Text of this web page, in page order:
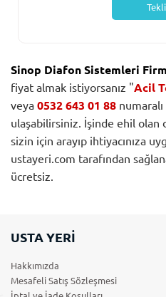
Sinop Diafon Sistemleri
fiyat almak istiyorsanız "Acil
veya 0532 643 01 88
ulaşabilirsiniz. İşinde ehil olan
sizin için arayıp ihtiyacınıza
ustayeri.com tarafından
ücretsiz.
USTA YERİ
Hakkımızda
Mesafeli Satış Sözleşmesi